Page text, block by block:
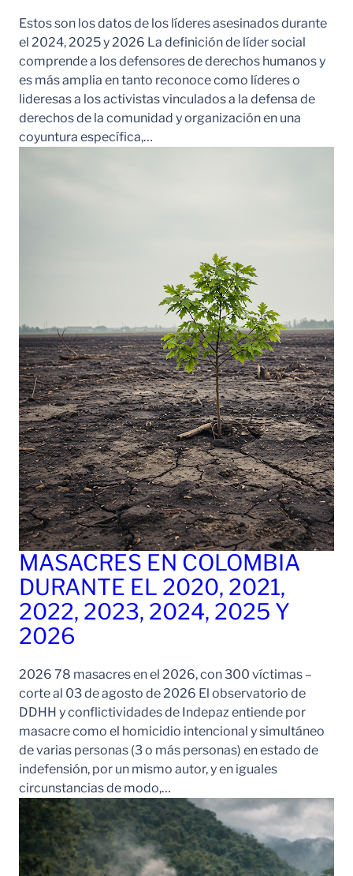
Estos son los datos de los líderes asesinados durante
el 2024, 2025 y 2026 La definición de líder social
comprende a los defensores de derechos humanos y
es más amplia en tanto reconoce como líderes o
lideresas a los activistas vinculados a la defensa de
derechos de la comunidad y organización en una
coyuntura específica,…
MASACRES EN COLOMBIA
DURANTE EL 2020, 2021,
2022, 2023, 2024, 2025 Y
2026
2026 78 masacres en el 2026, con 300 víctimas –
corte al 03 de agosto de 2026 El observatorio de
DDHH y conflictividades de Indepaz entiende por
masacre como el homicidio intencional y simultáneo
de varias personas (3 o más personas) en estado de
indefensión, por un mismo autor, y en iguales
circunstancias de modo,…